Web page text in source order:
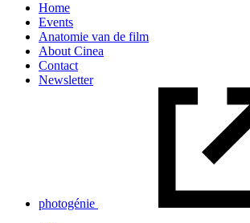
Home
Events
Anatomie van de film
About Cinea
Contact
Newsletter
photogénie